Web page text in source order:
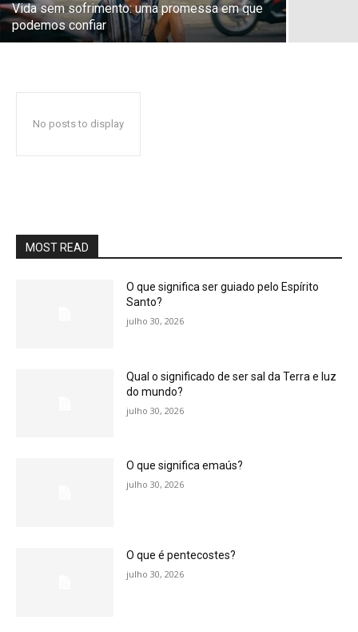
Vida sem sofrimento: uma promessa em que
podemos confiar
No posts to display
MOST READ
O que significa ser guiado pelo Espírito
Santo?
julho 30, 2026
Qual o significado de ser sal da Terra e luz
do mundo?
julho 30, 2026
O que significa emaús?
julho 30, 2026
O que é pentecostes?
julho 30, 2026